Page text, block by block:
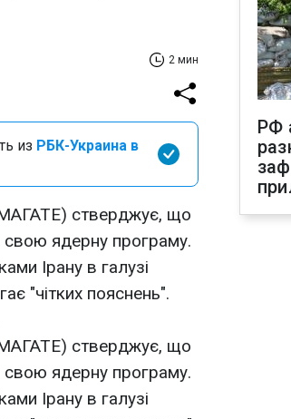
2 мин
из РБК-Украина в
(МАГАТЕ) стверджує, що
свою ядерну програму.
Ірану в галузі
"чітких пояснень".
(МАГАТЕ) стверджує, що
свою ядерну програму.
Ірану в галузі
РФ